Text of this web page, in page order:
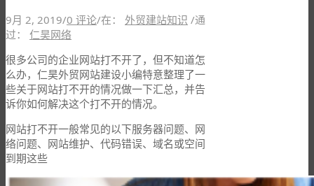
9月 2, 2019/0 评论/在： 外贸建站知识 /通
过： 仁昊网络
很多公司的企业网站打不开了，但不知道怎
么办，仁昊外贸网站建设小编特意整理了一
些关于网站打不开的情况做一下汇总，并告
诉你如何解决这个打不开的情况。
网站打不开一般常见的以下服务器问题、网
络问题、网站维护、代码错误、域名或空间
到期这些